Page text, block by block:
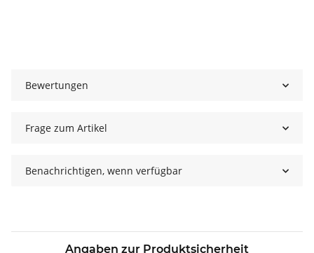
Bewertungen
Frage zum Artikel
Benachrichtigen, wenn verfügbar
Angaben zur Produktsicherheit